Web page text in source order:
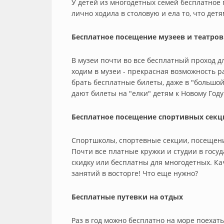
У детей из многодетных семей
лично ходила в столовую и ела то, что
Бесплатное посещение музеев и театров
В музеи почти во все бесплатный проход
ходим в музеи - прекрасная возможность
брать бесплатные билеты, даже в
дают билеты на "елки" детям к Новому
Бесплатное посещение спортивных
Спортшколы, спортевные секции,
Почти все платные кружки и студии в
скидку или бесплатны для многодетных.
занятий в восторге! Что еще нужно?
Бесплатные путевки на отдых
Раз в год можно бесплатно на море